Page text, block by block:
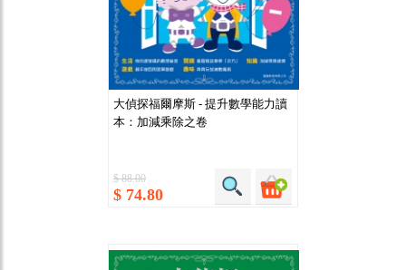
大偵探福爾摩斯 - 提升數學能力讀
本：加減乘除之卷
$ 88.00
$ 74.80